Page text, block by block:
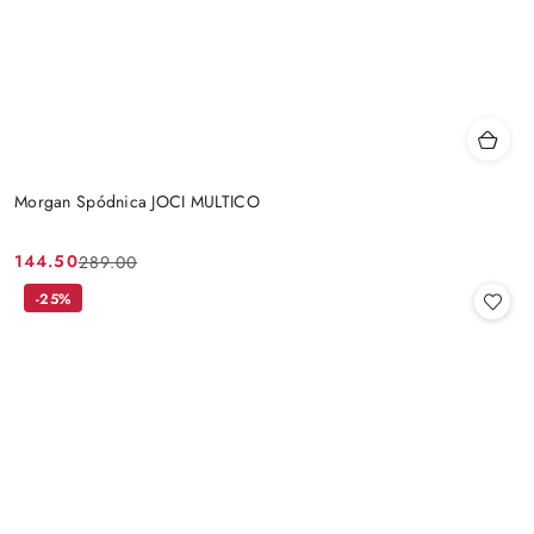
Morgan Spódnica JOCI MULTICO
Cena
promocyjna:
144.50
Cena
przed
289.00
-25%